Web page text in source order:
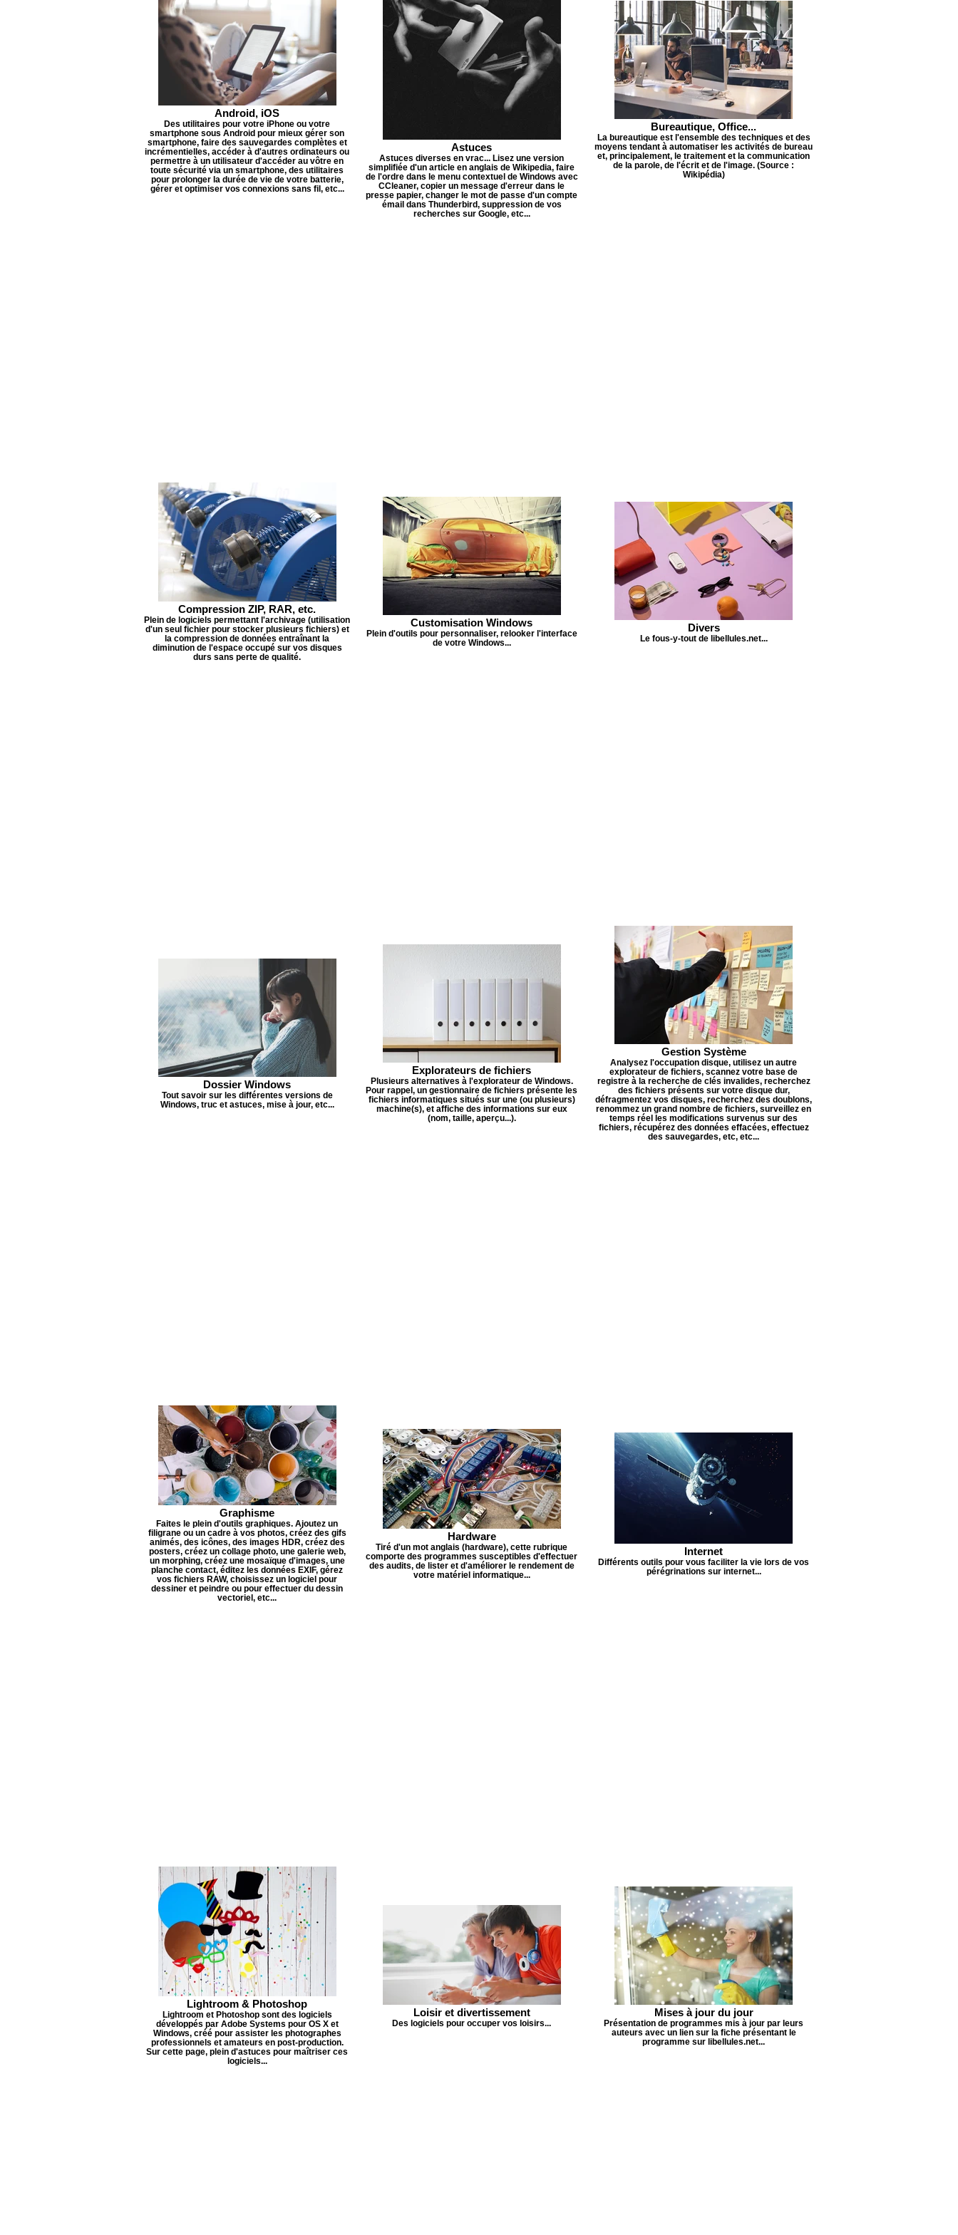
Android, iOS
Des utilitaires pour votre iPhone ou votre
smartphone sous Android pour mieux gérer son
smartphone, faire des sauvegardes complètes et
incrémentielles, accéder à d'autres ordinateurs ou
permettre à un utilisateur d'accéder au vôtre en
toute sécurité via un smartphone, des utilitaires
pour prolonger la durée de vie de votre batterie,
gérer et optimiser vos connexions sans fil, etc...
Astuces
Astuces diverses en vrac... Lisez une version
simplifiée d'un article en anglais de Wikipedia, faire
de l'ordre dans le menu contextuel de Windows avec
CCleaner, copier un message d'erreur dans le
presse papier, changer le mot de passe d'un compte
émail dans Thunderbird, suppression de vos
recherches sur Google, etc...
Bureautique, Office...
La bureautique est l'ensemble des techniques et des
moyens tendant à automatiser les activités de bureau
et, principalement, le traitement et la communication
de la parole, de l'écrit et de l'image. (Source :
Wikipédia)
Compression ZIP, RAR, etc.
Plein de logiciels permettant l'archivage (utilisation
d'un seul fichier pour stocker plusieurs fichiers) et
la compression de données entraînant la
diminution de l'espace occupé sur vos disques
durs sans perte de qualité.
Customisation Windows
Plein d'outils pour personnaliser, relooker l'interface
de votre Windows...
Divers
Le fous-y-tout de libellules.net...
Dossier Windows
Tout savoir sur les différentes versions de
Windows, truc et astuces, mise à jour, etc...
Explorateurs de fichiers
Plusieurs alternatives à l'explorateur de Windows.
Pour rappel, un gestionnaire de fichiers présente les
fichiers informatiques situés sur une (ou plusieurs)
machine(s), et affiche des informations sur eux
(nom, taille, aperçu...).
Gestion Système
Analysez l'occupation disque, utilisez un autre
explorateur de fichiers, scannez votre base de
registre à la recherche de clés invalides, recherchez
des fichiers présents sur votre disque dur,
défragmentez vos disques, recherchez des doublons,
renommez un grand nombre de fichiers, surveillez en
temps réel les modifications survenus sur des
fichiers, récupérez des données effacées, effectuez
des sauvegardes, etc, etc...
Graphisme
Faites le plein d'outils graphiques. Ajoutez un
filigrane ou un cadre à vos photos, créez des gifs
animés, des icônes, des images HDR, créez des
posters, créez un collage photo, une galerie web,
un morphing, créez une mosaïque d'images, une
planche contact, éditez les données EXIF, gérez
vos fichiers RAW, choisissez un logiciel pour
dessiner et peindre ou pour effectuer du dessin
vectoriel, etc...
Hardware
Tiré d'un mot anglais (hardware), cette rubrique
comporte des programmes susceptibles d'effectuer
des audits, de lister et d'améliorer le rendement de
votre matériel informatique...
Internet
Différents outils pour vous faciliter la vie lors de vos
pérégrinations sur internet...
Lightroom & Photoshop
Lightroom et Photoshop sont des logiciels
développés par Adobe Systems pour OS X et
Windows, créé pour assister les photographes
professionnels et amateurs en post-production.
Sur cette page, plein d'astuces pour maîtriser ces
logiciels...
Loisir et divertissement
Des logiciels pour occuper vos loisirs...
Mises à jour du jour
Présentation de programmes mis à jour par leurs
auteurs avec un lien sur la fiche présentant le
programme sur libellules.net...